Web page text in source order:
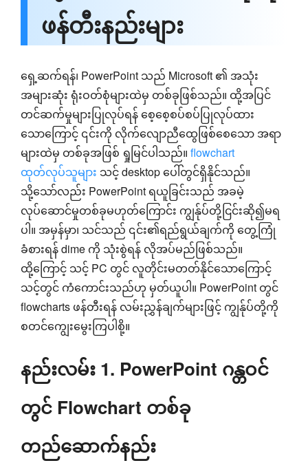
ဖန်တီးနည်းများ
ရှေ့ဆက်ရန်၊ PowerPoint သည် Microsoft ၏ အသုံး
အများဆုံး ရုံးဝတ်စုံများထဲမှ တစ်ခုဖြစ်သည်။ ထို့အပြင်
တင်ဆက်မှုများပြုလုပ်ရန် စေ့စေ့စပ်စပ်ပြုလုပ်ထား
သောကြောင့် ၎င်းကို လိုက်လျောညီထွေဖြစ်စေသော အရာ
များထဲမှ တစ်ခုအဖြစ် ရှုမြင်ပါသည်။ flowchart
ထုတ်လုပ်သူများ သင့် desktop ပေါ်တွင်ရှိနိုင်သည်။
သို့သော်လည်း PowerPoint ရယူခြင်းသည် အခမဲ့
လုပ်ဆောင်မှုတစ်ခုမဟုတ်ကြောင်း ကျွန်ုပ်တို့ငြင်းဆို၍မရ
ပါ။ အမှန်မှာ၊ သင်သည် ၎င်း၏ရည်ရွယ်ချက်ကို တွေ့ကြုံ
ခံစားရန် dime ကို သုံးစွဲရန် လိုအပ်မည်ဖြစ်သည်။
ထို့ကြောင့် သင့် PC တွင် လူတိုင်းမတတ်နိုင်သောကြောင့်
သင့်တွင် ကံကောင်းသည်ဟု မှတ်ယူပါ။ PowerPoint တွင်
flowcharts ဖန်တီးရန် လမ်းညွှန်ချက်များဖြင့် ကျွန်ုပ်တို့ကို
စတင်ကျွေးမွေးကြပါစို့။
နည်းလမ်း 1. PowerPoint ဂန္တဝင်
တွင် Flowchart တစ်ခု
တည်ဆောက်နည်း